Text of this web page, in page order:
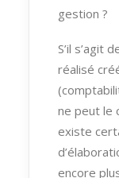
gestion ?
S’il s’agit
réalisé
ne peut le
existe
encore